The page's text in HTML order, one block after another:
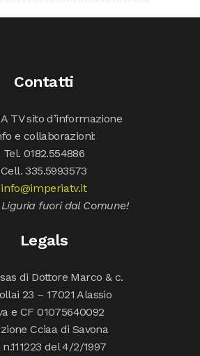
Contatti
TV sito d’informazione
e collaborazioni:
Tel. 0182.554886
Cell. 335.5993573
info@imperiatv.it
fuori dal Comune!
Legals
di Dottore Marco & c.
23 – 17021 Alassio
e CF 01075640092
Cciaa di Savona
n.111223 del 4/2/1997